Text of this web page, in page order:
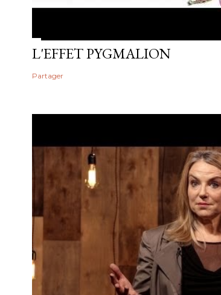
L'EFFET PYGMALION
Partager